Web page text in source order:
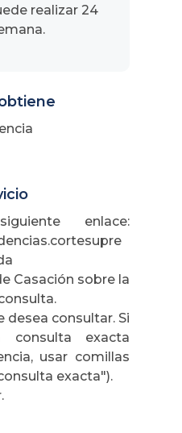
realizar 24
enlace:
Casación sobre la
desea consultar. Si
consulta exacta
usar comillas
exacta").